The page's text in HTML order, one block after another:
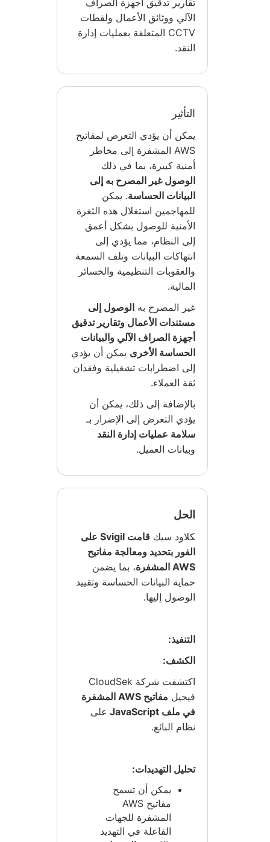
تقارير تدقيق أجهزة الصراف
الآلي ووثائق الأعمال ولقطات
CCTV المتعلقة بعمليات إدارة
النقد.
التأثير
يمكن أن يؤدي التعرض لمفاتيح
AWS المشفرة إلى مخاطر
أمنية كبيرة، بما في ذلك
الوصول غير المصرح به إلى
البيانات الحساسة. يمكن
للمهاجمين استغلال هذه الثغرة
الأمنية للوصول بشكل أعمق
إلى النظام، مما يؤدي إلى
انتهاكات البيانات وتلف السمعة
والعقوبات التنظيمية والخسائر
المالية.
غير المصرح بهالوصول إلى
مستندات الأعمال وتقارير تدقيق
أجهزة الصراف الآلي والبيانات
الحساسة الأخرى يمكن أن يؤدي
إلى اضطرابات تشغيلية وفقدان
ثقة العملاء.
بالإضافة إلى ذلك، يمكن أن
يؤدي التعرض إلى الإضرار بـ
سلامة عمليات إدارة النقد
وبيانات العميل.
الحل
كلاود سيك
قامت Svigil على
الفور بتحديد ومعالجة مفاتيح
AWS المشفرة
، بما يضمن
حماية البيانات الحساسة وتقييد
الوصول إليها.
التنفيذ:
الكشف:
اكتشفت شركة CloudSek
فيجيل
مفاتيح AWS المشفرة
في ملف JavaScript
على
نظام البائع.
تحليل التهديدات:
يمكن أن تسمح
مفاتيح AWS
المشفرة للجهات
الفاعلة في التهديد